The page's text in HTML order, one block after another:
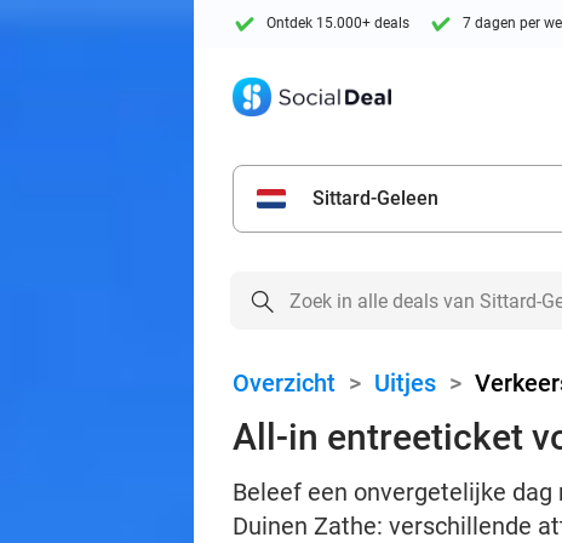
Ontdek 15.000+ deals 7 dagen per
Sittard-Geleen
Overzicht > Uitjes >
All-in entreeticket
Beleef een onvergetelijke
Duinen Zathe: verschillende